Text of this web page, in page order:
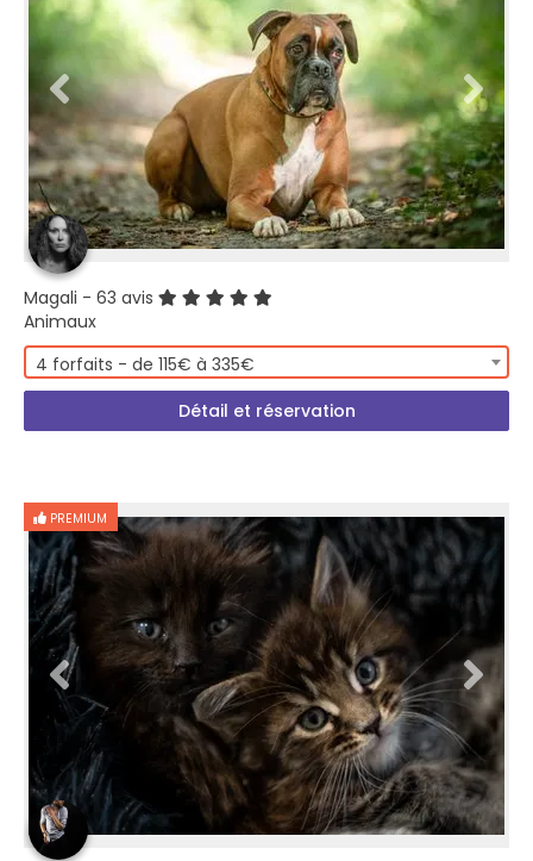
Magali - 63 avis
Animaux
4 forfaits - de 115€ à 335€
Détail et réservation
PREMIUM